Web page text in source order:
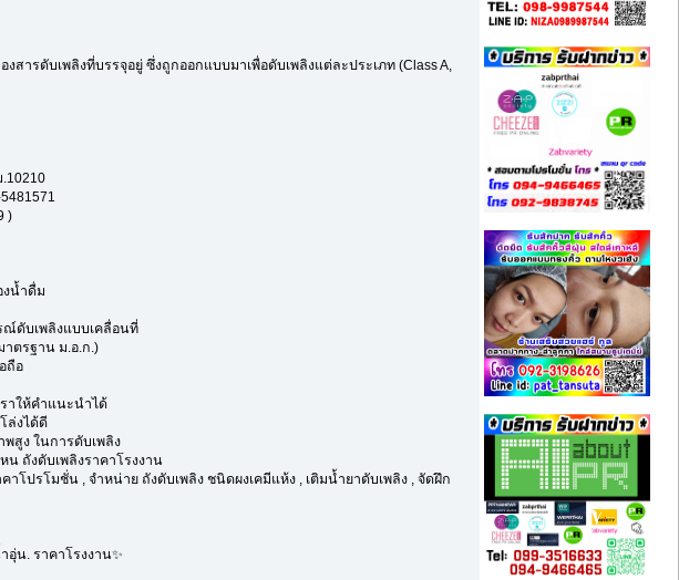
ารดับเพลิงที่บรรจุอยู่ ซึ่งถูกออกแบบมาเพื่อดับเพลิงแต่ละประเภท (Class A,
)
น้ำดื่ม
ณ์ดับเพลิงแบบเคลื่อนที่
าตรฐาน ม.อ.ก.)
ถือ
าให้คำแนะนำได้
ล่งได้ดี
สูง ในการดับเพลิง
น ถังดับเพลิงราคาโรงงาน
าโปรโมชั่น , จำหน่าย ถังดับเพลิง ชนิดผงเคมีแห้ง , เติมน้ำยาดับเพลิง , จัดฝึก
อุ่น. ราคาโรงงาน✨